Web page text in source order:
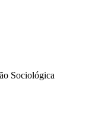
Sociológica